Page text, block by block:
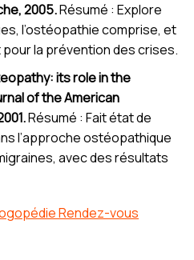
2005.Résumé : Explore
l’ostéopathie comprise, et
la prévention des crises.
its role in the
of the American
Résumé : Fait état de
l’approche ostéopathique
avec des résultats
Rendez-vous